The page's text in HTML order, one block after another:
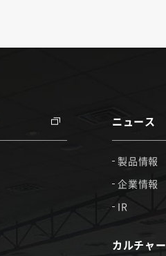
ニュース
製品情報
企業情報
IR
カルチャー